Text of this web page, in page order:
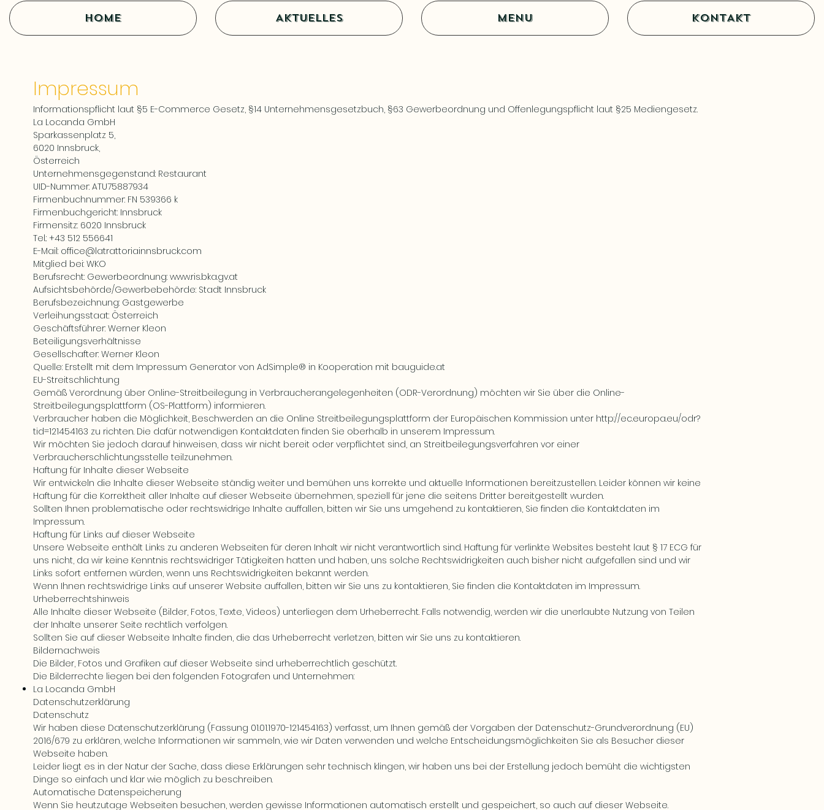
HOME AKTUELLES MENU KONTAKT
Impressum
Informationspflicht laut §5 E-Commerce Gesetz, §14 Unternehmensgesetzbuch, §63 Gewerbeordnung und Offenlegungspflicht laut §25 Mediengesetz.
La Locanda GmbH
Sparkassenplatz 5,
6020 Innsbruck,
Österreich
Unternehmensgegenstand: Restaurant
UID-Nummer: ATU75887934
Firmenbuchnummer: FN 539366 k
Firmenbuchgericht: Innsbruck
Firmensitz: 6020 Innsbruck
Tel.: +43 512 556641
E-Mail: office@latrattoriainnsbruck.com
Mitglied bei: WKO
Berufsrecht: Gewerbeordnung: www.ris.bka.gv.at
Aufsichtsbehörde/Gewerbebehörde: Stadt Innsbruck
Berufsbezeichnung: Gastgewerbe
Verleihungsstaat: Österreich
Geschäftsführer: Werner Kleon
Beteiligungsverhältnisse
Gesellschafter: Werner Kleon
Quelle: Erstellt mit dem Impressum Generator von AdSimple® in Kooperation mit bauguide.at
EU-Streitschlichtung
Gemäß Verordnung über Online-Streitbeilegung in Verbraucherangelegenheiten (ODR-Verordnung) möchten wir Sie über die Online-
Streitbeilegungsplattform (OS-Plattform) informieren.
Verbraucher haben die Möglichkeit, Beschwerden an die Online Streitbeilegungsplattform der Europäischen Kommission unter http://ec.europa.eu/odr?
tid=121454163 zu richten. Die dafür notwendigen Kontaktdaten finden Sie oberhalb in unserem Impressum.
Wir möchten Sie jedoch darauf hinweisen, dass wir nicht bereit oder verpflichtet sind, an Streitbeilegungsverfahren vor einer
Verbraucherschlichtungsstelle teilzunehmen.
Haftung für Inhalte dieser Webseite
Wir entwickeln die Inhalte dieser Webseite ständig weiter und bemühen uns korrekte und aktuelle Informationen bereitzustellen. Leider können wir keine
Haftung für die Korrektheit aller Inhalte auf dieser Webseite übernehmen, speziell für jene die seitens Dritter bereitgestellt wurden.
Sollten Ihnen problematische oder rechtswidrige Inhalte auffallen, bitten wir Sie uns umgehend zu kontaktieren, Sie finden die Kontaktdaten im
Impressum.
Haftung für Links auf dieser Webseite
Unsere Webseite enthält Links zu anderen Webseiten für deren Inhalt wir nicht verantwortlich sind. Haftung für verlinkte Websites besteht laut § 17 ECG für
uns nicht, da wir keine Kenntnis rechtswidriger Tätigkeiten hatten und haben, uns solche Rechtswidrigkeiten auch bisher nicht aufgefallen sind und wir
Links sofort entfernen würden, wenn uns Rechtswidrigkeiten bekannt werden.
Wenn Ihnen rechtswidrige Links auf unserer Website auffallen, bitten wir Sie uns zu kontaktieren, Sie finden die Kontaktdaten im Impressum.
Urheberrechtshinweis
Alle Inhalte dieser Webseite (Bilder, Fotos, Texte, Videos) unterliegen dem Urheberrecht. Falls notwendig, werden wir die unerlaubte Nutzung von Teilen
der Inhalte unserer Seite rechtlich verfolgen.
Sollten Sie auf dieser Webseite Inhalte finden, die das Urheberrecht verletzen, bitten wir Sie uns zu kontaktieren.
Bildernachweis
Die Bilder, Fotos und Grafiken auf dieser Webseite sind urheberrechtlich geschützt.
Die Bilderrechte liegen bei den folgenden Fotografen und Unternehmen:
La Locanda GmbH
Datenschutzerklärung
Datenschutz
Wir haben diese Datenschutzerklärung (Fassung 01.01.1970-121454163) verfasst, um Ihnen gemäß der Vorgaben der Datenschutz-Grundverordnung (EU)
2016/679 zu erklären, welche Informationen wir sammeln, wie wir Daten verwenden und welche Entscheidungsmöglichkeiten Sie als Besucher dieser
Webseite haben.
Leider liegt es in der Natur der Sache, dass diese Erklärungen sehr technisch klingen, wir haben uns bei der Erstellung jedoch bemüht die wichtigsten
Dinge so einfach und klar wie möglich zu beschreiben.
Automatische Datenspeicherung
Wenn Sie heutzutage Webseiten besuchen, werden gewisse Informationen automatisch erstellt und gespeichert, so auch auf dieser Webseite.